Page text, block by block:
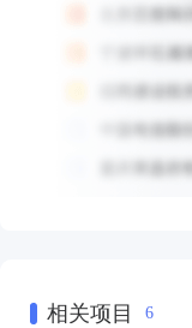
相关项目 6